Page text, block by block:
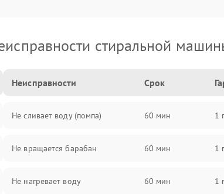
стиральной
Неисправности Срок
Не сливает воду (помпа) 60 мин 1
Не вращается барабан 60 мин 1
Не нагревает воду 60 мин 1